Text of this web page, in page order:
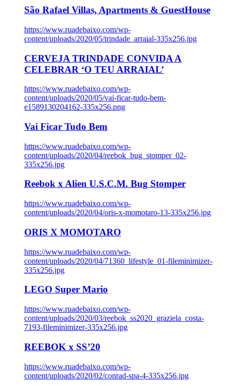
São Rafael Villas, Apartments & GuestHouse
https://www.ruadebaixo.com/wp-
content/uploads/2020/05/trindade_arraial-335x256.jpg
CERVEJA TRINDADE CONVIDA A
CELEBRAR ‘O TEU ARRAIAL’
https://www.ruadebaixo.com/wp-
content/uploads/2020/05/vai-ficar-tudo-bem-
e1589130204162-335x256.png
Vai Ficar Tudo Bem
https://www.ruadebaixo.com/wp-
content/uploads/2020/04/reebok_bug_stomper_02-
335x256.jpg
Reebok x Alien U.S.C.M. Bug Stomper
https://www.ruadebaixo.com/wp-
content/uploads/2020/04/oris-x-momotaro-13-335x256.jpg
ORIS X MOMOTARO
https://www.ruadebaixo.com/wp-
content/uploads/2020/04/71360_lifestyle_01-fileminimizer-
335x256.jpg
LEGO Super Mario
https://www.ruadebaixo.com/wp-
content/uploads/2020/03/reebok_ss2020_graziela_costa-
7193-fileminimizer-335x256.jpg
REEBOK x SS’20
https://www.ruadebaixo.com/wp-
content/uploads/2020/02/conrad-spa-4-335x256.jpg